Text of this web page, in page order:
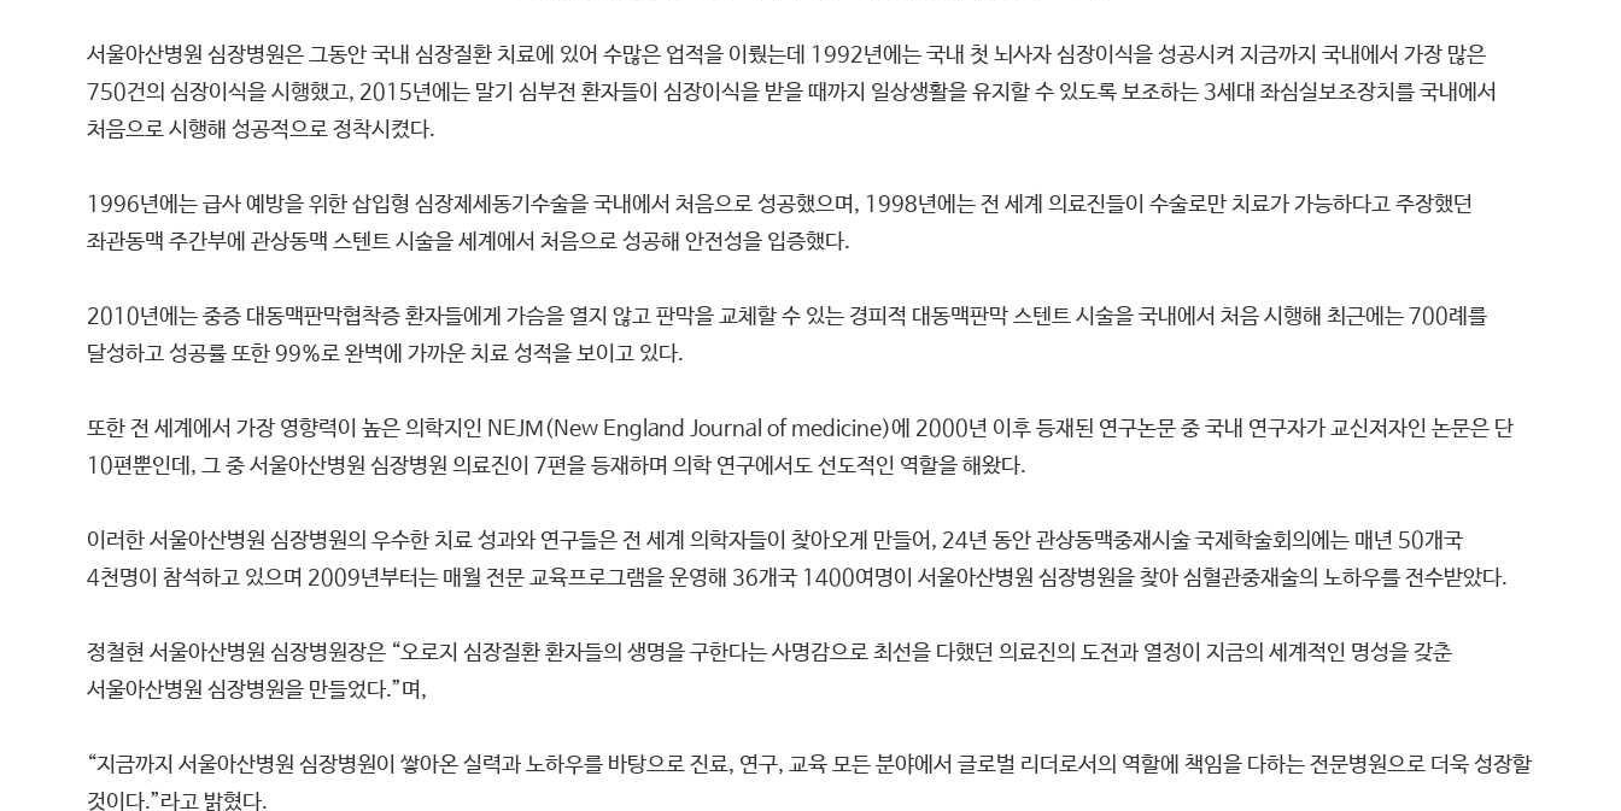
서울아산병원 심장병원은 그동안 국내 심장질환 치료에 있어 수많은 업적을 이뤘는데 1992년에는 국내 첫 뇌사자 심장이식을 성공시켜 지금까지 국내에서 가장 많은
750건의 심장이식을 시행했고, 2015년에는 말기 심부전 환자들이 심장이식을 받을 때까지 일상생활을 유지할 수 있도록 보조하는 3세대 좌심실보조장치를 국내에서
처음으로 시행해 성공적으로 정착시켰다.
1996년에는 급사 예방을 위한 삽입형 심장제세동기수술을 국내에서 처음으로 성공했으며, 1998년에는 전 세계 의료진들이 수술로만 치료가 가능하다고 주장했던
좌관동맥 주간부에 관상동맥 스텐트 시술을 세계에서 처음으로 성공해 안전성을 입증했다.
2010년에는 중증 대동맥판막협착증 환자들에게 가슴을 열지 않고 판막을 교체할 수 있는 경피적 대동맥판막 스텐트 시술을 국내에서 처음 시행해 최근에는 700례를
달성하고 성공률 또한 99%로 완벽에 가까운 치료 성적을 보이고 있다.
또한 전 세계에서 가장 영향력이 높은 의학지인 NEJM(New England Journal of medicine)에 2000년 이후 등재된 연구논문 중 국내 연구자가 교신저자인 논문은 단
10편뿐인데, 그 중 서울아산병원 심장병원 의료진이 7편을 등재하며 의학 연구에서도 선도적인 역할을 해왔다.
이러한 서울아산병원 심장병원의 우수한 치료 성과와 연구들은 전 세계 의학자들이 찾아오게 만들어, 24년 동안 관상동맥중재시술 국제학술회의에는 매년 50개국
4천명이 참석하고 있으며 2009년부터는 매월 전문 교육프로그램을 운영해 36개국 1400여명이 서울아산병원 심장병원을 찾아 심혈관중재술의 노하우를 전수받았다.
정철현 서울아산병원 심장병원장은 “오로지 심장질환 환자들의 생명을 구한다는 사명감으로 최선을 다했던 의료진의 도전과 열정이 지금의 세계적인 명성을 갖춘
서울아산병원 심장병원을 만들었다.”며,
“지금까지 서울아산병원 심장병원이 쌓아온 실력과 노하우를 바탕으로 진료, 연구, 교육 모든 분야에서 글로벌 리더로서의 역할에 책임을 다하는 전문병원으로 더욱 성장할
것이다.”라고 밝혔다.